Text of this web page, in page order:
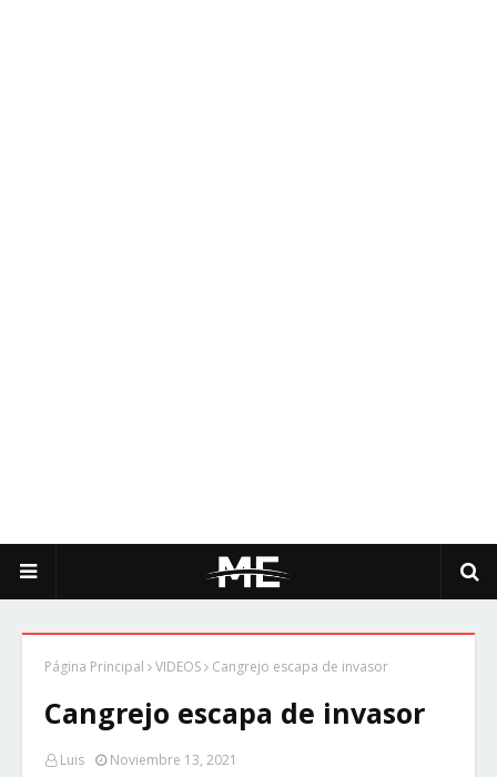
Página Principal VIDEOS Cangrejo escapa de invasor
Cangrejo escapa de invasor
Luis Noviembre 13, 2021